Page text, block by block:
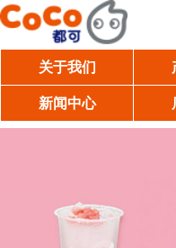
关于我们
新闻中心